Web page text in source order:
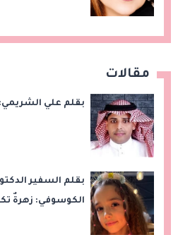
مقالات
بقلم علي الشريمي:
بقلم السفير
الكوسوفي: زهرةٌ